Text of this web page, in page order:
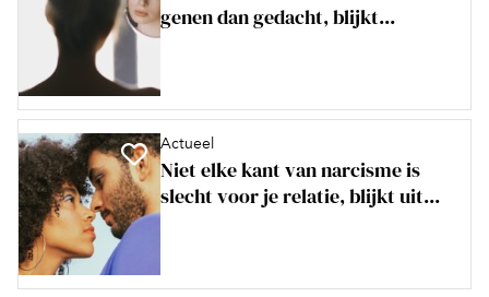
genen dan gedacht, blijkt...
Actueel
Niet elke kant van narcisme is
slecht voor je relatie, blijkt uit...